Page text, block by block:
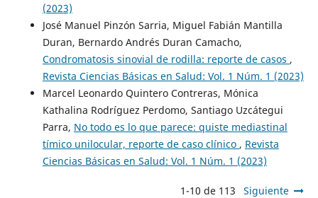
(2023)
José Manuel Pinzón Sarria, Miguel Fabián Mantilla
Duran, Bernardo Andrés Duran Camacho,
Condromatosis sinovial de rodilla: reporte de casos ,
Revista Ciencias Básicas en Salud: Vol. 1 Núm. 1 (2023)
Marcel Leonardo Quintero Contreras, Mónica
Kathalina Rodríguez Perdomo, Santiago Uzcátegui
Parra, No todo es lo que parece: quiste mediastinal
tímico unilocular, reporte de caso clínico , Revista
Ciencias Básicas en Salud: Vol. 1 Núm. 1 (2023)
1-10 de 113 Siguiente